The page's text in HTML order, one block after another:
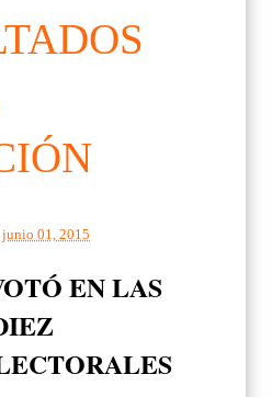
junio 01, 2015
EN LAS